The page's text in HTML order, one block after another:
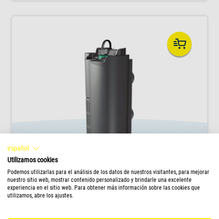
Gama de filtros Tetra EasyCrystal
español
Utilizamos cookies
Podemos utilizarlas para el análisis de los datos de nuestros visitantes, para mejorar
nuestro sitio web, mostrar contenido personalizado y brindarle una excelente
experiencia en el sitio web. Para obtener más información sobre las cookies que
utilizamos, abre los ajustes.